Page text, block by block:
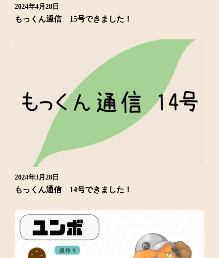
2024年4月28日
もっくん通信 15号できました！
2024年3月28日
もっくん通信 14号できました！